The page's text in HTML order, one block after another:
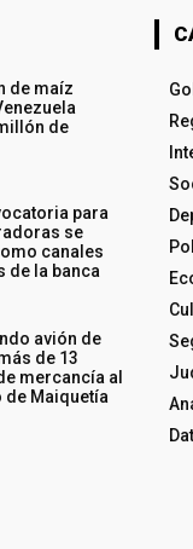
de maíz
de
para
se
canales
de la banca
avión de
de 13
mercancía al
de Maiquetía